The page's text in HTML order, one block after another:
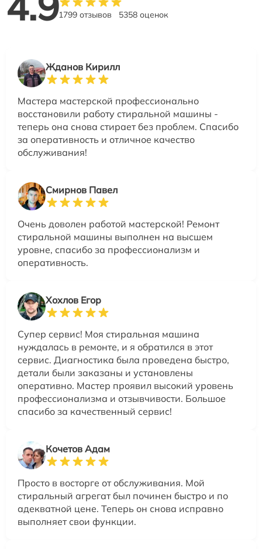
1799 отзывов 5358 оценок
Жданов Кирилл
Мастера мастерской профессионально
восстановили работу стиральной машины -
теперь она снова стирает без проблем. Спасибо
за оперативность и отличное качество
обслуживания!
Смирнов Павел
Очень доволен работой мастерской! Ремонт
стиральной машины выполнен на высшем
уровне, спасибо за профессионализм и
оперативность.
Хохлов Егор
Супер сервис! Моя стиральная машина
нуждалась в ремонте, и я обратился в этот
сервис. Диагностика была проведена быстро,
детали были заказаны и установлены
оперативно. Мастер проявил высокий уровень
профессионализма и отзывчивости. Большое
спасибо за качественный сервис!
Кочетов Адам
Просто в восторге от обслуживания. Мой
стиральный агрегат был починен быстро и по
адекватной цене. Теперь он снова исправно
выполняет свои функции.